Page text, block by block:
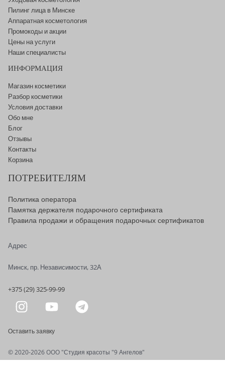
Пилинг лица в Минске
Аппаратная косметология
Промокоды и акции
Цены на услуги
Наши специалисты
ИНФОРМАЦИЯ
Магазин косметики
Разбор косметики
Условия доставки
Обо мне
Блог
Отзывы
Контакты
Корзина
ПОТРЕБИТЕЛЯМ
Политика оператора
Памятка держателя подарочного сертификата
Правила продажи и обращения подарочных сертификатов
Адрес
Минск, пр. Независимости, 32А
+375 (29) 325-99-99
Оставить заявку
© 2020-2026 OOO "Студия красоты "9 Ангелов"